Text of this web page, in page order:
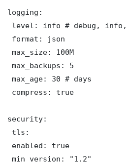
logging:
level: info # debug, info,
format: json
max_size: 100M
max_backups: 5
max_age: 30 # days
compress: true
security:
tls:
enabled: true
min_version: "1.2"